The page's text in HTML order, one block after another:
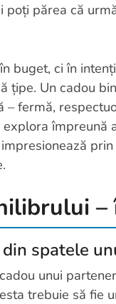
poți părea că
buget, ci în
țipe. Un cadou
– fermă,
explora împreună
–
spatele
unui
trebuie să fie